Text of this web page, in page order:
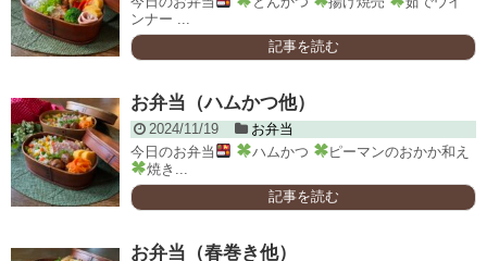
ンナー ...
記事を読む
お弁当（ハムかつ他）
2024/11/19
お弁当
今日のお弁当
ハムかつ
ピーマンのおかか和え
焼き...
記事を読む
お弁当（春巻き他）